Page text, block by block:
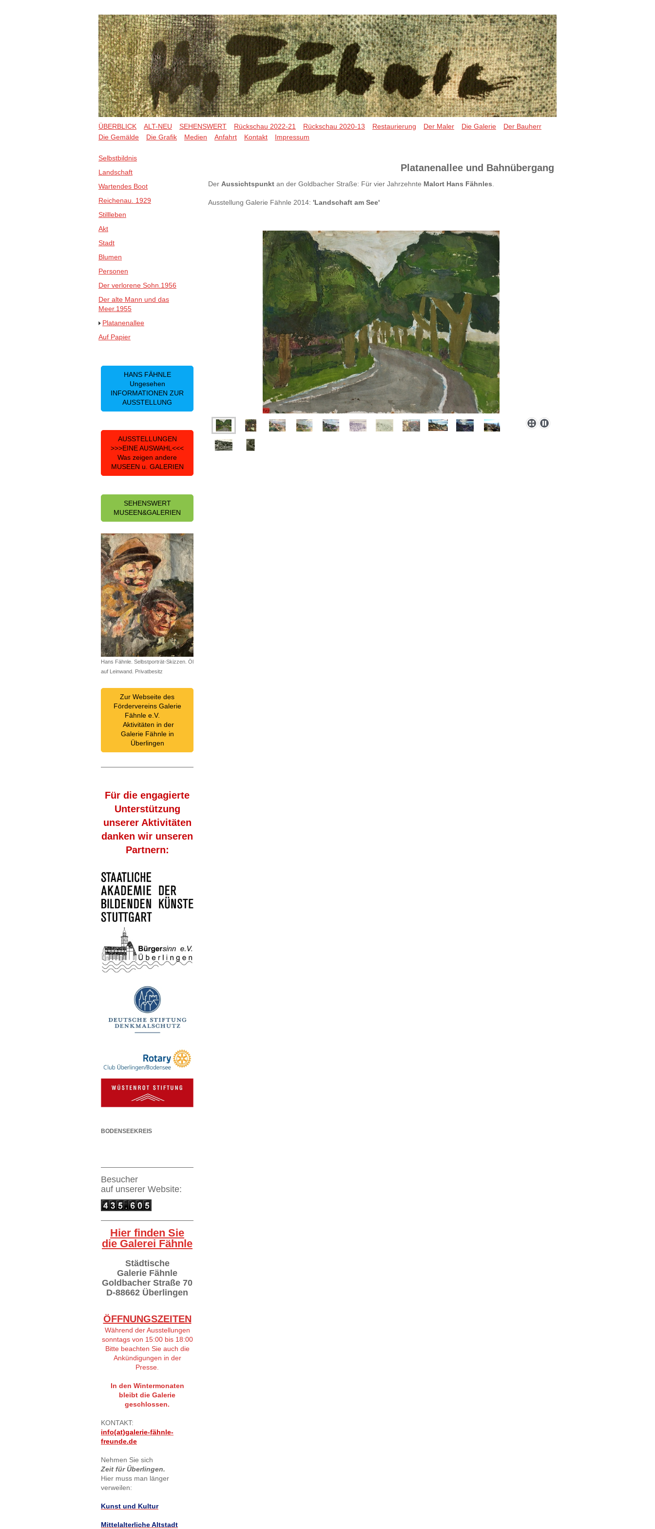
ÜBERBLICK ALT-NEU SEHENSWERT Rückschau 2022-21 Rückschau 2020-13 Restaurierung Der Maler Die Galerie
Der Bauherr
Die Gemälde
Die Grafik Medien Anfahrt Kontakt Impressum
Platanenallee und Bahnübergang
Der Aussichtspunkt an der Goldbacher Straße: Für vier Jahrzehnte Malort Hans Fähnles
Ausstellung Galerie Fähnle 2014: 'Landschaft am See'
Selbstbildnis
Landschaft
Wartendes Boot
Reichenau. 1929
Stillleben
Akt
Stadt
Blumen
Personen
Der verlorene Sohn.1956
Der alte Mann und das
Meer.1955
Platanenallee
Auf Papier
HANS FÄHNLE
Ungesehen
INFORMATIONEN ZUR
AUSSTELLUNG
AUSSTELLUNGEN
>>>EINE AUSWAHL<<<
Was zeigen andere
MUSEEN u. GALERIEN
SEHENSWERT
MUSEEN&GALERIEN
Hans Fähnle. Selbstporträt-Skizzen. Öl
auf Leinwand. Privatbesitz
Zur Webseite des
Fördervereins Galerie
Fähnle e.V.
Aktivitäten in der
Galerie Fähnle in
Überlingen
Für die engagierte
Unterstützung
unserer Aktivitäten
danken wir unseren
Partnern:
BODENSEEKREIS
Besucher
auf unserer Website:
Hier finden Sie
die Galerei Fähnle
Städtische
Galerie Fähnle
Goldbacher Straße 70
D-88662 Überlingen
ÖFFNUNGSZEITEN
Während der Ausstellungen
sonntags von 15:00 bis 18:00
Bitte beachten Sie auch die
Ankündigungen in der
Presse.
In den Wintermonaten
bleibt die Galerie
geschlossen.
KONTAKT:
info(at)galerie-fähnle-
freunde.de
Nehmen Sie sich
Zeit für Überlingen.
Hier muss man länger
verweilen:
Kunst und Kultur
Mittelalterliche Altstadt